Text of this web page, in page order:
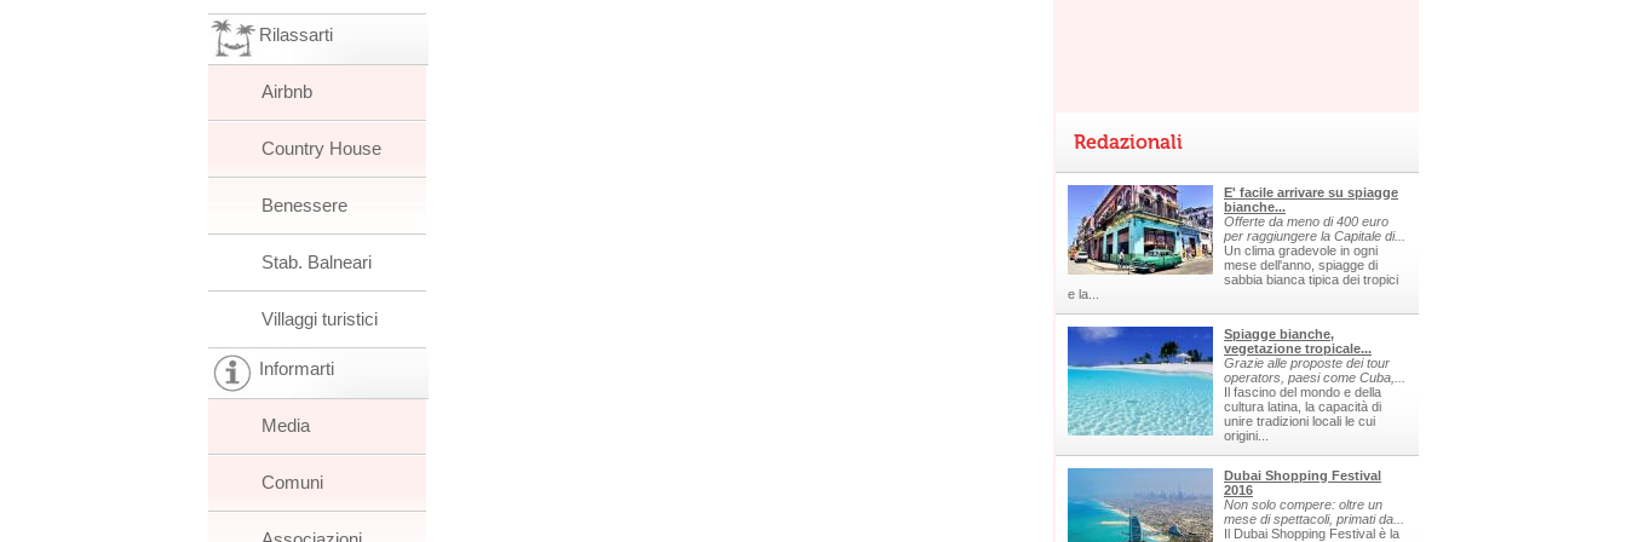
Rilassarti
Airbnb
Country House
Benessere
Stab. Balneari
Villaggi turistici
Informarti
Media
Comuni
Redazionali
E' facile arrivare su spiagge
bianche...
Offerte da meno di 400 euro
per raggiungere la Capitale di...
Un clima gradevole in ogni
mese dell'anno, spiagge di
sabbia bianca tipica dei tropici
e la...
Spiagge bianche,
vegetazione tropicale...
Grazie alle proposte dei tour
operators, paesi come Cuba,...
Il fascino del mondo e della
cultura latina, la capacità di
unire tradizioni locali le cui
origini...
Dubai Shopping Festival
2016
Non solo compere: oltre un
mese di spettacoli, primati da...
Il Dubai Shopping Festival è la